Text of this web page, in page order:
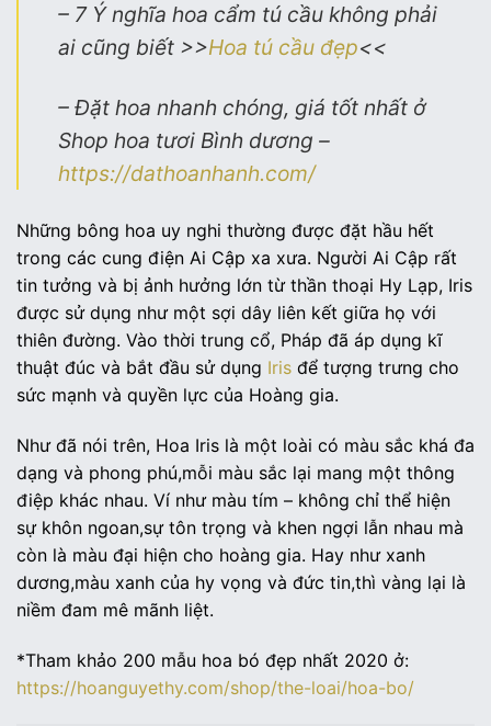
– 7 Ý nghĩa hoa cẩm tú cầu không phải
ai cũng biết >>Hoa tú cầu đẹp<<
– Đặt hoa nhanh chóng, giá tốt nhất ở
Shop hoa tươi Bình dương –
https://dathoanhanh.com/
Những bông hoa uy nghi thường được đặt hầu hết
trong các cung điện Ai Cập xa xưa. Người Ai Cập rất
tin tưởng và bị ảnh hưởng lớn từ thần thoại Hy Lạp, Iris
được sử dụng như một sợi dây liên kết giữa họ với
thiên đường. Vào thời trung cổ, Pháp đã áp dụng kĩ
thuật đúc và bắt đầu sử dụng Iris để tượng trưng cho
sức mạnh và quyền lực của Hoàng gia.
Như đã nói trên, Hoa Iris là một loài có màu sắc khá đa
dạng và phong phú,mỗi màu sắc lại mang một thông
điệp khác nhau. Ví như màu tím – không chỉ thể hiện
sự khôn ngoan,sự tôn trọng và khen ngợi lẫn nhau mà
còn là màu đại hiện cho hoàng gia. Hay như xanh
dương,màu xanh của hy vọng và đức tin,thì vàng lại là
niềm đam mê mãnh liệt.
*Tham khảo 200 mẫu hoa bó đẹp nhất 2020 ở:
https://hoanguyethy.com/shop/the-loai/hoa-bo/